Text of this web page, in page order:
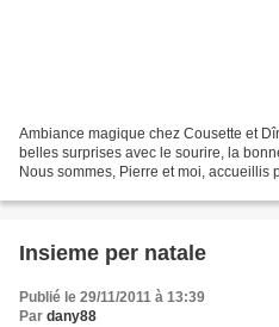
Ambiance magique chez Cousette et
belles surprises avec le sourire, la
Nous sommes, Pierre et moi, accueillis
Insieme per natale
Publié le 29/11/2011 à 13:39
Par dany88